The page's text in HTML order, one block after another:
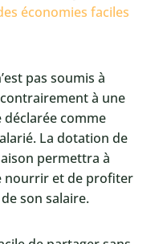
économies faciles
pas soumis à
à une
comme
La dotation de
permettra à
nourrir et de profiter
son salaire.